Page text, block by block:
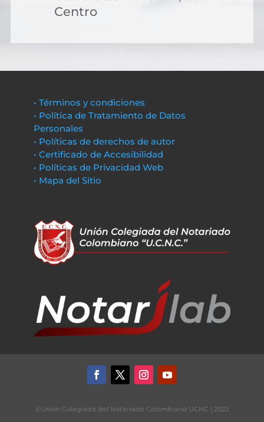
Centro
• Términos y condiciones
• Política de Tratamiento de Datos
Personales
• Políticas de derechos de autor
• Certificado de Accesibilidad
• Políticas de Privacidad Web
• Mapa del Sitio
©Unión Colegiada del Notariado Colombiano UCNC | 2022